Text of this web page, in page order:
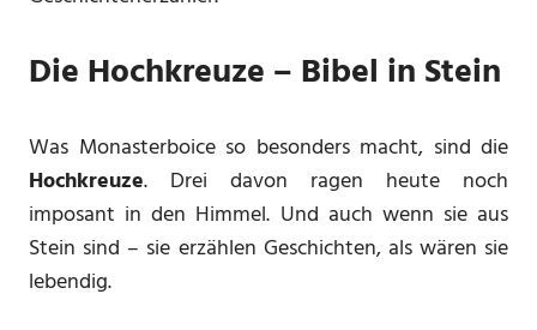
Die Hochkreuze – Bibel in Stein
Was Monasterboice so besonders macht, sind die
Hochkreuze. Drei davon ragen heute noch
imposant in den Himmel. Und auch wenn sie aus
Stein sind – sie erzählen Geschichten, als wären sie
lebendig.